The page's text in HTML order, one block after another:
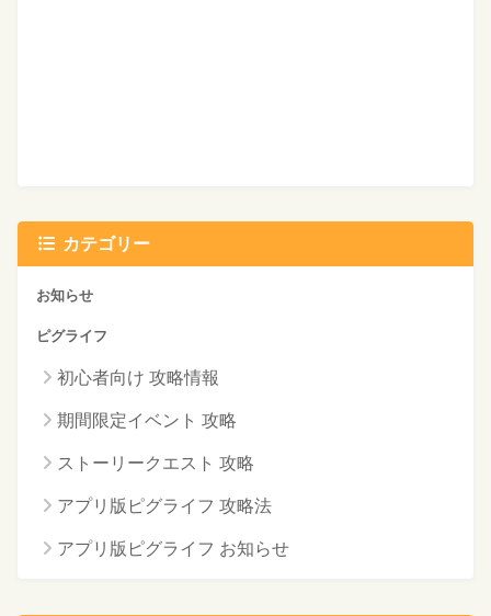
カテゴリー
お知らせ
ピグライフ
初心者向け 攻略情報
期間限定イベント 攻略
ストーリークエスト 攻略
アプリ版ピグライフ 攻略法
アプリ版ピグライフ お知らせ